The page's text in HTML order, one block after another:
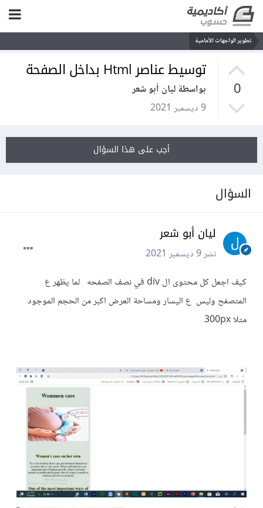
تطوير الواجهات الأمامية
0
توسيط عناصر Html بداخل الصفحة
بواسطة ليان أبو شعر
9 ديسمبر 2021
أجب على هذا السؤال
السؤال
ليان أبو شعر
نشر9 ديسمبر 2021
كيف اجعل كل محتوى ال div في نصف الصفحه لما يظهر ع
المتصفح وليس ع اليسار ومساحة العرض اكبر من الحجم الموجود
متلا 300px